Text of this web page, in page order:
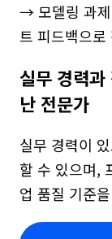
→ 모델링 과
트 피드백으로
실무 경력과
난 전문가
실무 경력이
할 수 있으며,
업 품질 기준